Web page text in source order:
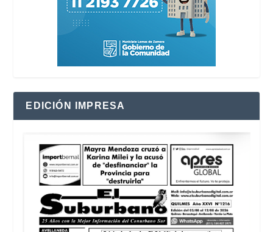
EDICIÓN IMPRESA